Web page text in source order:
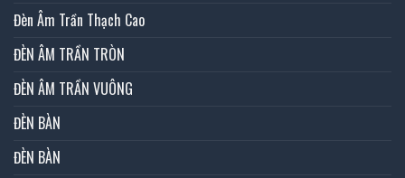
Đèn Âm Trần Thạch Cao
ĐÈN ÂM TRẦN TRÒN
ĐÈN ÂM TRẦN VUÔNG
ĐÈN BÀN
ĐÈN BÀN